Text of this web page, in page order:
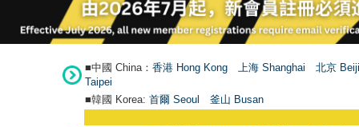
■中國 China： 香港 Hong Kong 上海 Shanghai
北京
Taipei
■韓國 Korea: 首爾 Seoul 釜山 Busan